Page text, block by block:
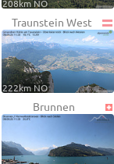
208km NO
Traunstein West
222km NO
Brunnen